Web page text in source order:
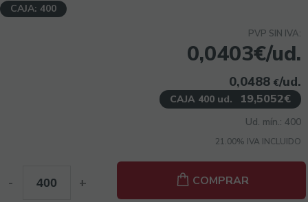
CAJA: 400
PVP SIN IVA:
0,0403€/ud.
0,0488 €/ud.
CAJA 400 ud. 19,5052€
Ud. mín.: 400
21.00% IVA INCLUIDO
- + COMPRAR